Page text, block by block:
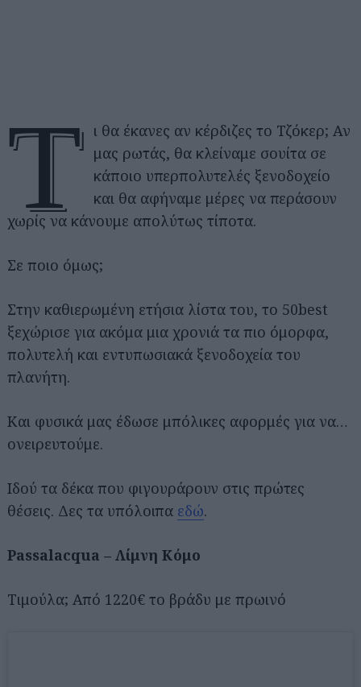
Τ
ι θα έκανες αν κέρδιζες το Τζόκερ; Αν
μας ρωτάς, θα κλείναμε σουίτα σε
κάποιο υπερπολυτελές ξενοδοχείο
και θα αφήναμε μέρες να περάσουν
χωρίς να κάνουμε απολύτως τίποτα.
Σε ποιο όμως;
Στην καθιερωμένη ετήσια λίστα του, το 50best
ξεχώρισε για ακόμα μια χρονιά τα πιο όμορφα,
πολυτελή και εντυπωσιακά ξενοδοχεία του
πλανήτη.
Και φυσικά μας έδωσε μπόλικες αφορμές για να…
ονειρευτούμε.
Ιδού τα δέκα που φιγουράρουν στις πρώτες
θέσεις. Δες τα υπόλοιπα εδώ.
Passalacqua – Λίμνη Κόμο
Τιμούλα; Από 1220€ το βράδυ με πρωινό